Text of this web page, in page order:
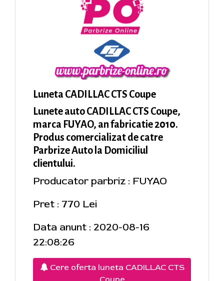
Luneta CADILLAC CTS Coupe
Lunete auto CADILLAC CTS Coupe,
marca FUYAO, an fabricatie 2010.
Produs comercializat de catre
Parbrize Auto la Domiciliul
clientului.
Producator parbriz : FUYAO
Pret : 770 Lei
Data anunt : 2020-08-16
22:08:26
Cere oferta luneta CADILLAC CTS